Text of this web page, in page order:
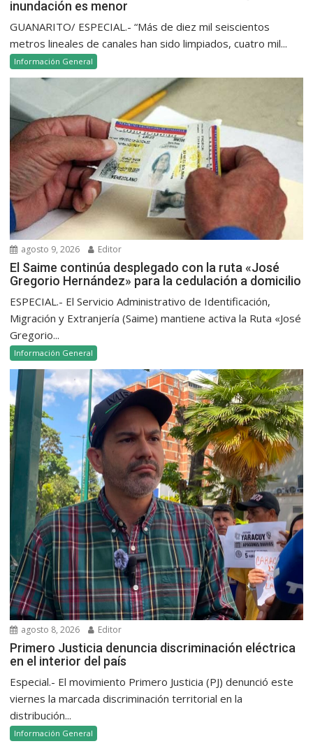
inundación es menor
GUANARITO/ ESPECIAL.- “Más de diez mil seiscientos
metros lineales de canales han sido limpiados, cuatro mil...
Información General
agosto 9, 2026 Editor
El Saime continúa desplegado con la ruta «José
Gregorio Hernández» para la cedulación a domicilio
ESPECIAL.- El Servicio Administrativo de Identificación,
Migración y Extranjería (Saime) mantiene activa la Ruta «José
Gregorio...
Información General
agosto 8, 2026 Editor
Primero Justicia denuncia discriminación eléctrica
en el interior del país
Especial.- El movimiento Primero Justicia (PJ) denunció este
viernes la marcada discriminación territorial en la
distribución...
Información General